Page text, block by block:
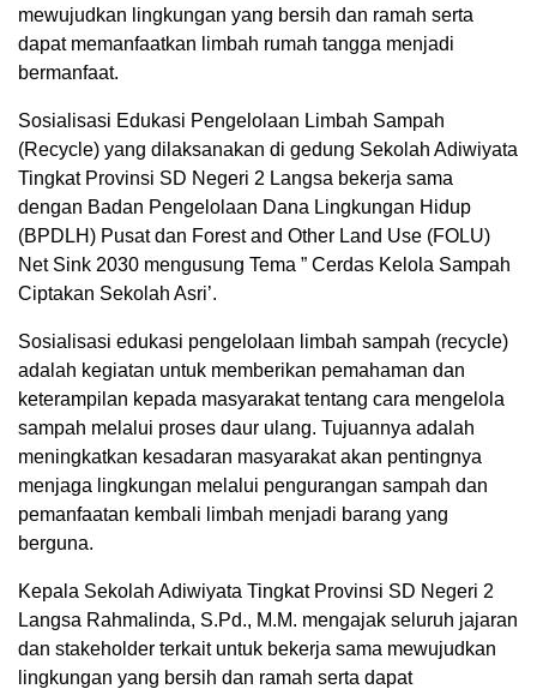
mewujudkan lingkungan yang bersih dan ramah serta
dapat memanfaatkan limbah rumah tangga menjadi
bermanfaat.
Sosialisasi Edukasi Pengelolaan Limbah Sampah
(Recycle) yang dilaksanakan di gedung Sekolah Adiwiyata
Tingkat Provinsi SD Negeri 2 Langsa bekerja sama
dengan Badan Pengelolaan Dana Lingkungan Hidup
(BPDLH) Pusat dan Forest and Other Land Use (FOLU)
Net Sink 2030 mengusung Tema ” Cerdas Kelola Sampah
Ciptakan Sekolah Asri’.
Sosialisasi edukasi pengelolaan limbah sampah (recycle)
adalah kegiatan untuk memberikan pemahaman dan
keterampilan kepada masyarakat tentang cara mengelola
sampah melalui proses daur ulang. Tujuannya adalah
meningkatkan kesadaran masyarakat akan pentingnya
menjaga lingkungan melalui pengurangan sampah dan
pemanfaatan kembali limbah menjadi barang yang
berguna.
Kepala Sekolah Adiwiyata Tingkat Provinsi SD Negeri 2
Langsa Rahmalinda, S.Pd., M.M. mengajak seluruh jajaran
dan stakeholder terkait untuk bekerja sama mewujudkan
lingkungan yang bersih dan ramah serta dapat